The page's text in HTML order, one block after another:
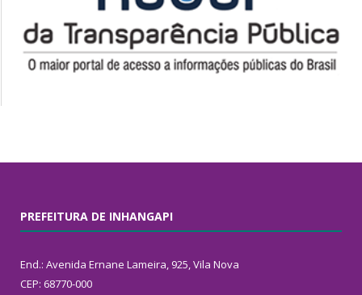
PREFEITURA DE INHANGAPI
End.: Avenida Ernane Lameira, 925, Vila Nova
CEP: 68770-000